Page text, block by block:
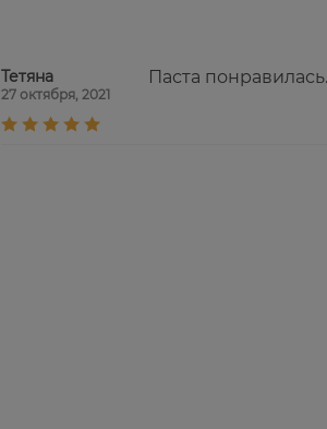
Тетяна
27 октября, 2021
Паста